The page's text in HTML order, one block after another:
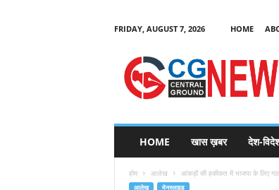
FRIDAY, AUGUST 7, 2026 HOME
C
HOME खास ख़बर देश-
होम आलेख आंकड़ों की हकीकत में भाजपा के लिए
आलेख मेनस्लाइड